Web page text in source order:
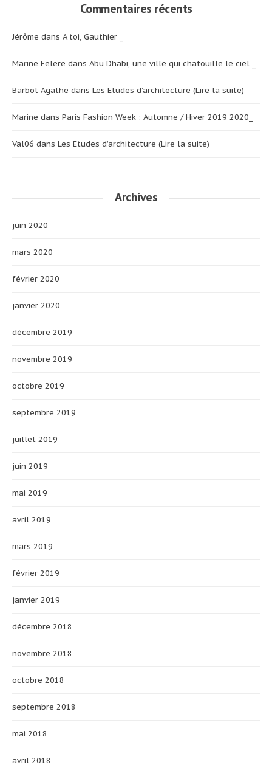
Commentaires récents
Jérôme dans A toi, Gauthier _
Marine Felere dans Abu Dhabi, une ville qui chatouille le ciel _
Barbot Agathe dans Les Etudes d’architecture (Lire la suite)
Marine dans Paris Fashion Week : Automne / Hiver 2019 2020_
Val06 dans Les Etudes d’architecture (Lire la suite)
Archives
juin 2020
mars 2020
février 2020
janvier 2020
décembre 2019
novembre 2019
octobre 2019
septembre 2019
juillet 2019
juin 2019
mai 2019
avril 2019
mars 2019
février 2019
janvier 2019
décembre 2018
novembre 2018
octobre 2018
septembre 2018
mai 2018
avril 2018